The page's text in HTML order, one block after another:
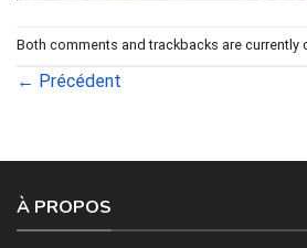
Both comments and trackbacks are currently
← Précédent
À PROPOS